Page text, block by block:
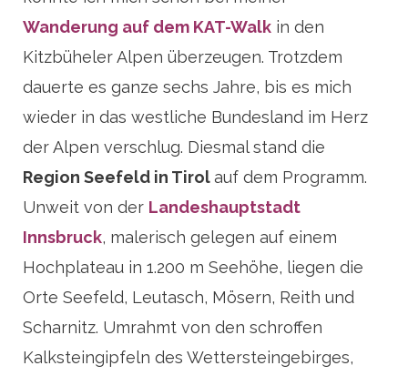
Wanderung auf dem KAT-Walk in den
Kitzbüheler Alpen überzeugen. Trotzdem
dauerte es ganze sechs Jahre, bis es mich
wieder in das westliche Bundesland im Herz
der Alpen verschlug. Diesmal stand die
Region Seefeld in Tirolauf dem Programm.
Unweit von der Landeshauptstadt
Innsbruck, malerisch gelegen auf einem
Hochplateau in 1.200 m Seehöhe, liegen die
Orte Seefeld, Leutasch, Mösern, Reith und
Scharnitz. Umrahmt von den schroffen
Kalksteingipfeln des Wettersteingebirges,